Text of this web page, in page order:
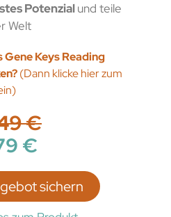
Potenzialund teile
Welt
Keys Reading
(Dann klicke hier zum
€
€
sichern